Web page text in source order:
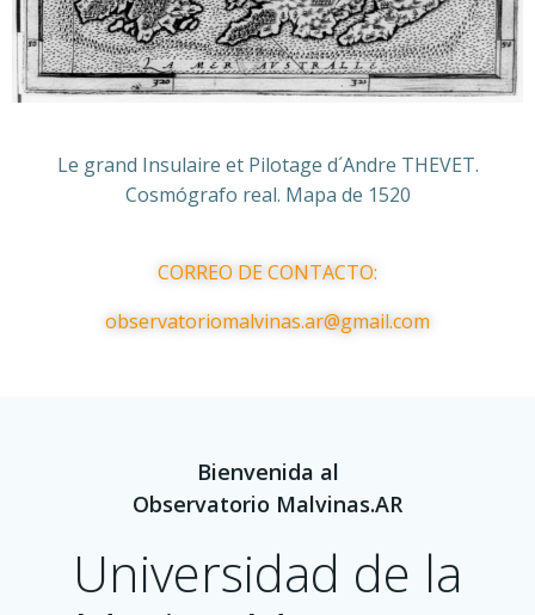
Le grand Insulaire et Pilotage d´Andre THEVET.
Cosmógrafo real. Mapa de 1520
CORREO DE CONTACTO:
observatoriomalvinas.ar@gmail.com
Bienvenida al
Observatorio Malvinas.AR
Universidad de la